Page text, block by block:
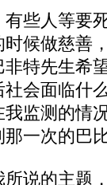
人等要死
候做慈善
特先生希
会面临什
监测的情
一次的巴
的主题，